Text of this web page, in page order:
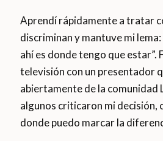
Aprendí rápidamente a tratar
discriminan y mantuve mi
ahí es donde tengo que estar”.
televisión con un presentador
abiertamente de la comunidad
algunos criticaron mi decisión,
donde puedo marcar la